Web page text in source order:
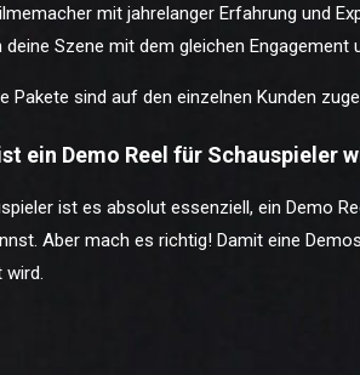
mit jahrelanger Erfahrung und
deine Szene mit dem gleichen
Pakete sind auf den einzelnen Kunden
ein Demo Reel für Schauspieler
ist es absolut essenziell, ein Demo
Aber mach es richtig! Damit eine
wird.